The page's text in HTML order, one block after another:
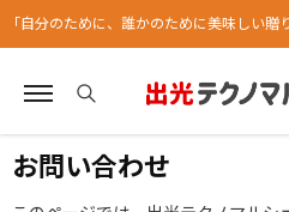
お問い合わせ